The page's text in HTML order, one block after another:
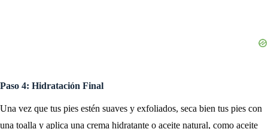
Paso 4: Hidratación Final
Una vez que tus pies estén suaves y exfoliados, seca bien tus pies con
una toalla y aplica una crema hidratante o aceite natural, como aceite